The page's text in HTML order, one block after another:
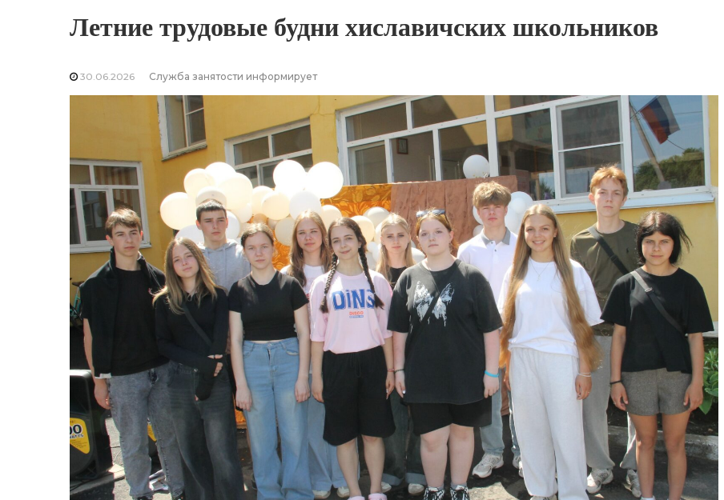
Летние трудовые будни хиславичских школьников
30.06.2026 Служба занятости информирует